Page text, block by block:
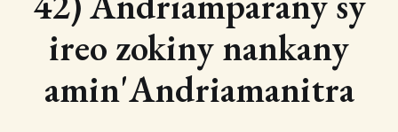
ireo zokiny nankany
amin'Andriamanitra